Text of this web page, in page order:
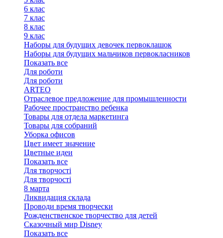
6 клас
7 клас
8 клас
9 клас
Наборы для будущих девочек первоклашок
Наборы для будущих мальчиков первокласников
Показать все
Для роботи
Для роботи
ARTEO
Отраслевое предложение для промышленности
Рабочее пространство ребенка
Товары для отдела маркетинга
Товары для собраний
Уборка офисов
Цвет имеет значение
Цветные идеи
Показать все
Для творчостi
Для творчостi
8 марта
Ликвидация склада
Проводи время творчески
Рожденственское творчество для детей
Сказочный мир Disney
Показать все